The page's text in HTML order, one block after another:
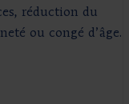
réduction du
ou congé d’âge.